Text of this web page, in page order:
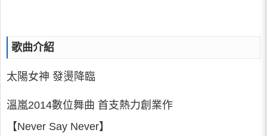
歌曲介紹
太陽女神 發燙降臨
溫嵐2014數位舞曲 首支熱力創業作
【Never Say Never】